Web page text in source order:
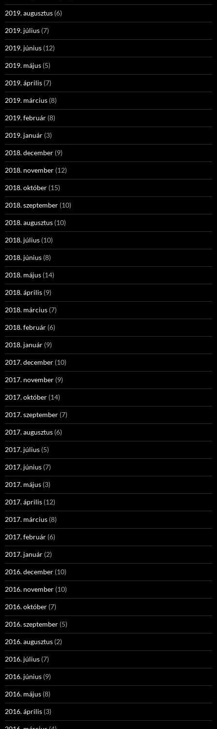
2019. augusztus (6)
2019. július (7)
2019. június (12)
2019. május (5)
2019. április (7)
2019. március (8)
2019. február (8)
2019. január (3)
2018. december (9)
2018. november (12)
2018. október (15)
2018. szeptember (10)
2018. augusztus (10)
2018. július (10)
2018. június (8)
2018. május (14)
2018. április (9)
2018. március (7)
2018. február (6)
2018. január (9)
2017. december (10)
2017. november (9)
2017. október (14)
2017. szeptember (7)
2017. augusztus (6)
2017. július (5)
2017. június (7)
2017. május (3)
2017. április (12)
2017. március (8)
2017. február (6)
2017. január (2)
2016. december (10)
2016. november (10)
2016. október (7)
2016. szeptember (5)
2016. augusztus (2)
2016. július (7)
2016. június (9)
2016. május (8)
2016. április (3)